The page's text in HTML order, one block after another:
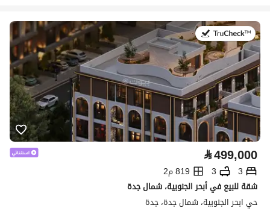
في:14 يوليو 2026
⃁499,000
3
3
819 م2
شقة للبيع في أبحر الجنوبية، شمال جدة
حي ابحر الجنوبية، شمال جدة، جدة